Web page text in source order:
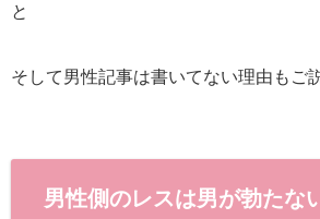
と
そして男性記事は書いてない理由もご
男性側のレスは男が勃たな